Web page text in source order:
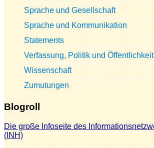
Sprache und Gesellschaft
Sprache und Kommunikation
Statements
Verfassung, Politik und Öffentlichkeit
Wissenschaft
Zumutungen
Blogroll
Die große Infoseite des
(INH)